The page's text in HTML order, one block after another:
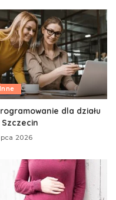
Inne
dla działu
Szczecin
2026